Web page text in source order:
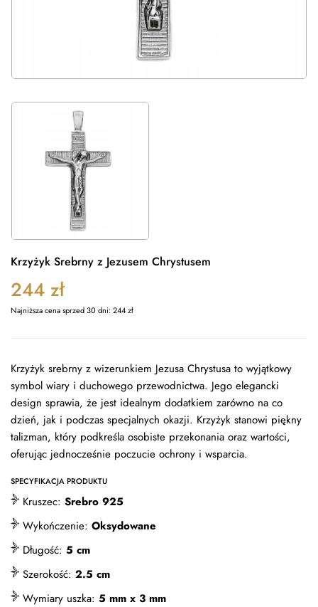
Krzyżyk Srebrny z Jezusem Chrystusem
244 zł
Najniższa cena sprzed 30 dni:244zł
Krzyżyk srebrny z wizerunkiem Jezusa Chrystusa to wyjątkowy
symbol wiary i duchowego przewodnictwa. Jego elegancki
design sprawia, że jest idealnym dodatkiem zarówno na co
dzień, jak i podczas specjalnych okazji. Krzyżyk stanowi piękny
talizman, który podkreśla osobiste przekonania oraz wartości,
oferując jednocześnie poczucie ochrony i wsparcia.
SPECYFIKACJA PRODUKTU
Kruszec: Srebro 925
Wykończenie: Oksydowane
Długość: 5 cm
Szerokość: 2.5 cm
Wymiary uszka: 5 mm x 3 mm